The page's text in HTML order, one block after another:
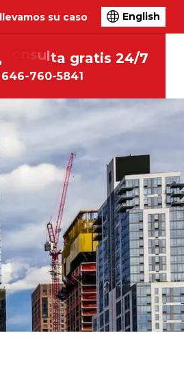
su caso English
sulta gratis 24/7
646-760-5841